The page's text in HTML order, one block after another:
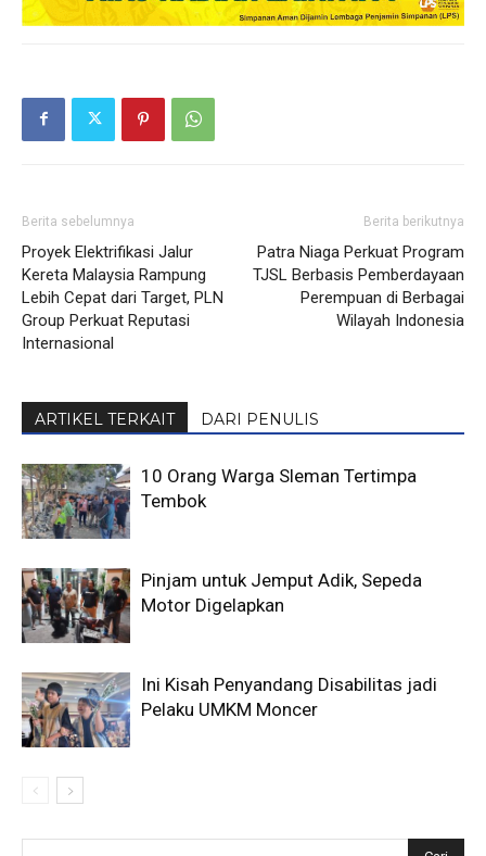
Berita sebelumnya
Proyek Elektrifikasi Jalur
Kereta Malaysia Rampung
Lebih Cepat dari Target, PLN
Group Perkuat Reputasi
Internasional
Berita berikutnya
Patra Niaga Perkuat Program
TJSL Berbasis Pemberdayaan
Perempuan di Berbagai
Wilayah Indonesia
ARTIKEL TERKAIT DARI PENULIS
10 Orang Warga Sleman Tertimpa
Tembok
Pinjam untuk Jemput Adik, Sepeda
Motor Digelapkan
Ini Kisah Penyandang Disabilitas jadi
Pelaku UMKM Moncer